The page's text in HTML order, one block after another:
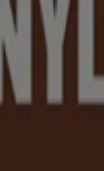
de sodium, citrate de